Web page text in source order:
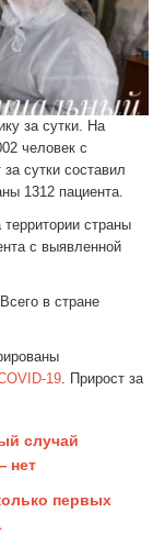
за сутки. На
человек с
сутки составил
1312 пациента.
страны
с выявленной
в стране
19. Прирост за
случай
нет
первых